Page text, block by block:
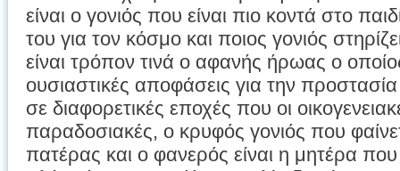
είναι ο γονιός που είναι πιο κοντά στο
του για τον κόσμο και ποιος γονιός
είναι τρόπον τινά ο αφανής ήρωας ο
ουσιαστικές αποφάσεις για την
σε διαφορετικές εποχές που οι
παραδοσιακές, ο κρυφός γονιός που
πατέρας και ο φανερός είναι η μητέρα